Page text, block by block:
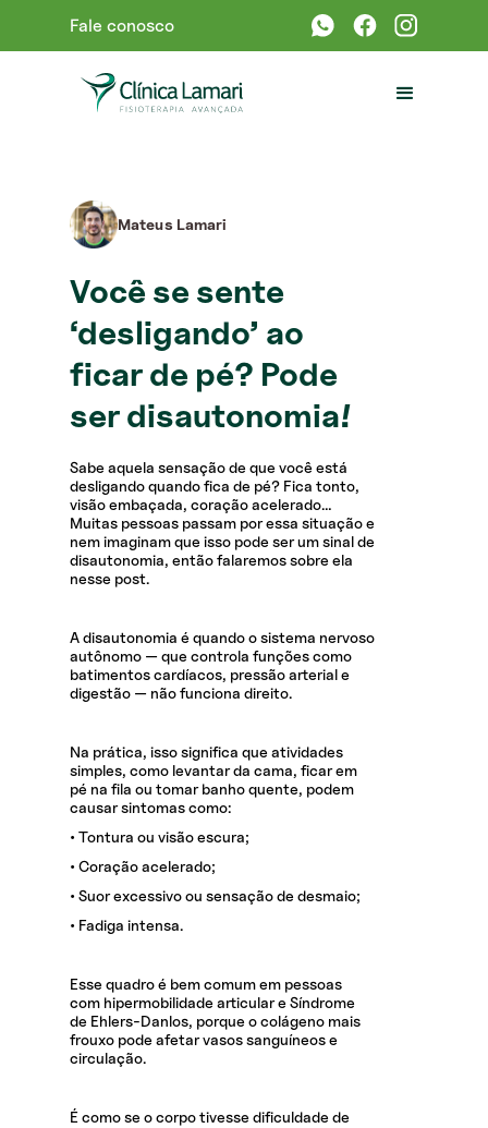
Fale conosco
Mateus Lamari
Você se sente
‘desligando’ ao
ficar de pé? Pode
ser disautonomia!
Sabe aquela sensação de que você está
desligando quando fica de pé? Fica tonto,
visão embaçada, coração acelerado…
Muitas pessoas passam por essa situação e
nem imaginam que isso pode ser um sinal de
disautonomia, então falaremos sobre ela
nesse post.
A disautonomia é quando o sistema nervoso
autônomo — que controla funções como
batimentos cardíacos, pressão arterial e
digestão — não funciona direito.
Na prática, isso significa que atividades
simples, como levantar da cama, ficar em
pé na fila ou tomar banho quente, podem
causar sintomas como:
• Tontura ou visão escura;
• Coração acelerado;
• Suor excessivo ou sensação de desmaio;
• Fadiga intensa.
Esse quadro é bem comum em pessoas
com hipermobilidade articular e Síndrome
de Ehlers-Danlos, porque o colágeno mais
frouxo pode afetar vasos sanguíneos e
circulação.
É como se o corpo tivesse dificuldade de